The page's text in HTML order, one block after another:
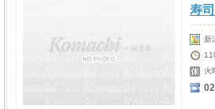
寿
新
11
火